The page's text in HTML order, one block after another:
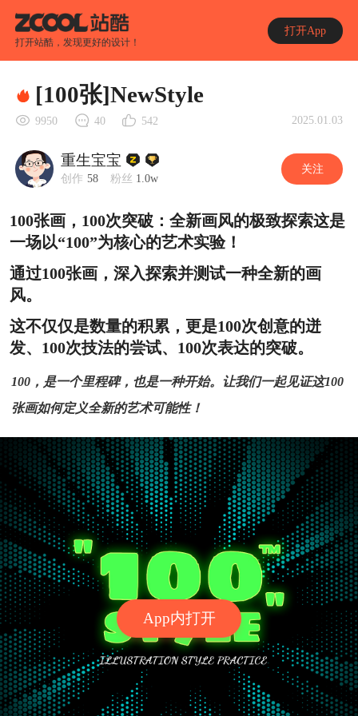
打开站酷，发现更好的设计！
打开App
App内打开
[100张]NewStyle
9950 40 542 2025.01.03
重生宝宝
创作 58 粉丝 1.0w
关注
100张画，100次突破：全新画风的极致探索这是
一场以“100”为核心的艺术实验！
通过100张画，深入探索并测试一种全新的画
风。
这不仅仅是数量的积累，更是100次创意的迸
发、100次技法的尝试、100次表达的突破。
100，是一个里程碑，也是一种开始。让我们一起见证这100
张画如何定义全新的艺术可能性！